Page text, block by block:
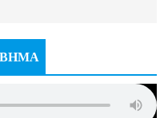
ΒΗΜΑ